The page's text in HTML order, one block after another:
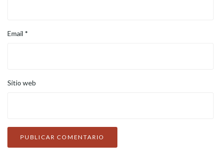
Email *
Sitio web